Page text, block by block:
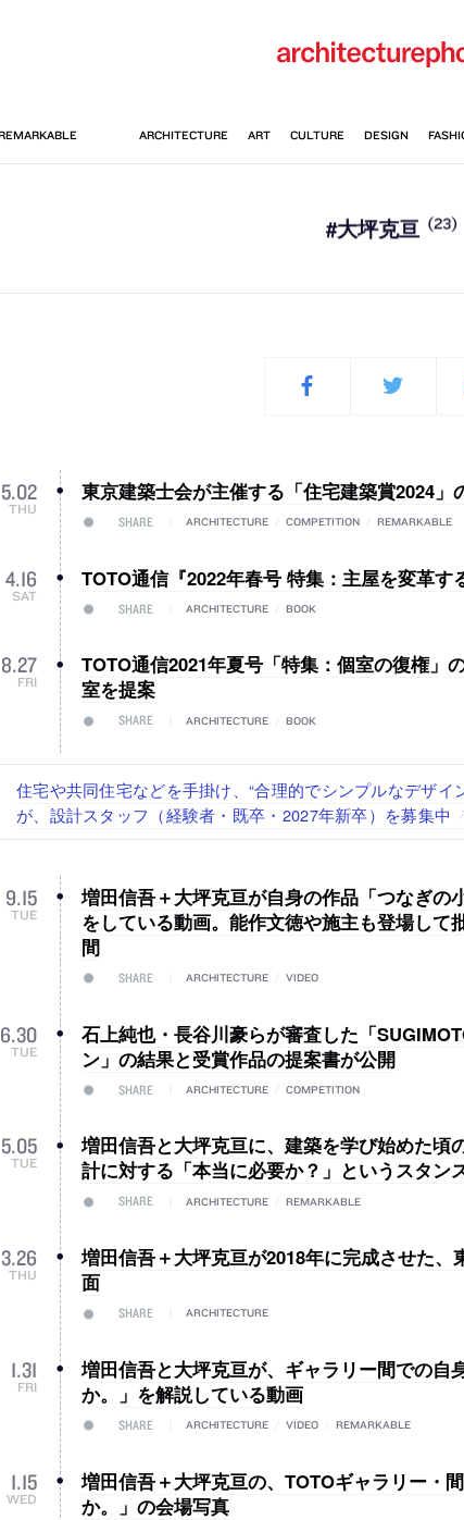
#大坪克亘 (23)
5.02
THU
東京建築士会が主催する「住宅建築賞2024」
SHARE ARCHITECTURE COMPETITION REMARKABLE
4.16
SAT
TOTO通信『2022年春号 特集：主屋を変革す
SHARE ARCHITECTURE BOOK
8.27
FRI
TOTO通信2021年夏号「特集：個室の復権」
室を提案
SHARE ARCHITECTURE BOOK
古民家を軸に全国で“価値循環の仕組み”を作り、リモート
設計スタッフ（経験者・既卒）を募集中
リノベる株式会社が、設計パートナー (業務委託) を募集中
社会への影響力のある建築を手掛け、スタッフ同士で助け
スタッフ（経験者・既卒・2027年新卒）を募集中
代官山を拠点に活動する「梅澤竜也 / ALA INC.」が、設計
住宅や共同住宅などを手掛け、“合理的でシンプルなデザイ
が、設計スタッフ（経験者・既卒・2027年新卒）を募集中
9.15
TUE
増田信吾＋大坪克亘が自身の作品「つなぎの
をしている動画。能作文徳や施主も登場して
間
SHARE ARCHITECTURE VIDEO
6.30
TUE
石上純也・長谷川豪らが審査した「
ン」の結果と受賞作品の提案書が公開
SHARE ARCHITECTURE COMPETITION
5.05
TUE
増田信吾と大坪克亘に、建築を学び始めた頃
計に対する「本当に必要か？」というスタン
SHARE ARCHITECTURE REMARKABLE
3.26
THU
増田信吾＋大坪克亘が2018年に完成させた
面
SHARE ARCHITECTURE
1.31
FRI
増田信吾と大坪克亘が、ギャラリー間での自
か。」を解説している動画
SHARE ARCHITECTURE VIDEO REMARKABLE
1.15
WED
増田信吾＋大坪克亘の、TOTOギャラリー・
か。」の会場写真